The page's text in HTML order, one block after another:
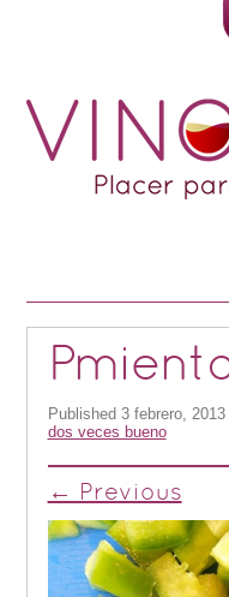
Published 3 febrero, 2013
dos veces bueno
← Previous